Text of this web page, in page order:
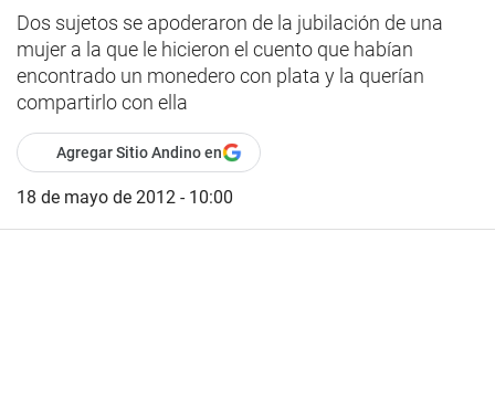
Dos sujetos se apoderaron de la jubilación de una
mujer a la que le hicieron el cuento que habían
encontrado un monedero con plata y la querían
compartirlo con ella
Agregar Sitio Andino en
18 de mayo de 2012 - 10:00